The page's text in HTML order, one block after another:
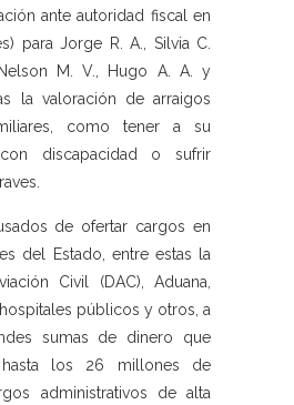
ante autoridad fiscal en
para Jorge R. A., Silvia C.
M. V., Hugo A. A. y
la valoración de arraigos
como tener a su
discapacidad o sufrir
de ofertar cargos en
del Estado, entre estas la
Civil (DAC), Aduana,
públicos y otros, a
sumas de dinero que
los 26 millones de
administrativos de alta